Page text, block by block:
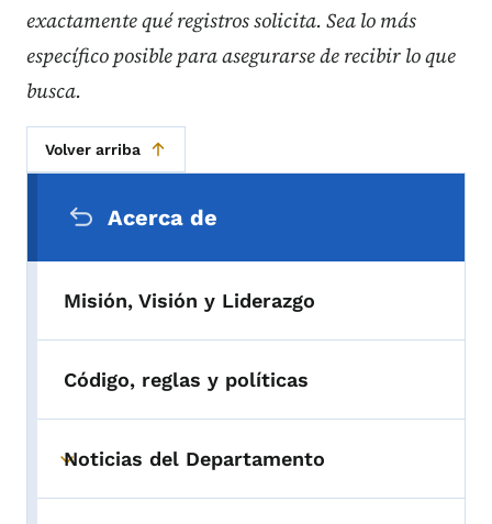
exactamente qué registros solicita. Sea lo más
específico posible para asegurarse de recibir lo que
busca.
Volver arriba
Acerca de
Misión, Visión y Liderazgo
Código, reglas y políticas
Toggle submenu
Noticias del Departamento